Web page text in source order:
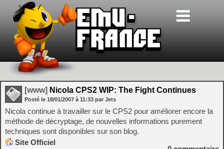
[www] Nicola CPS2 WIP: The Fight Continues
Posté le 18/01/2007 à 11:33 par Jets
Nicola continue à travailler sur le CPS2 pour améliorer encore la
méthode de décryptage, de nouvelles informations purement
techniques sont disponibles sur son blog.
Site Officiel